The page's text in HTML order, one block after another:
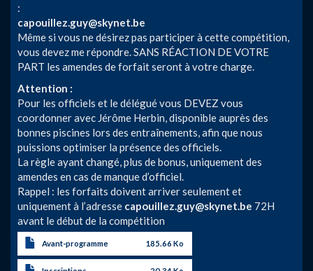
:
capouillez.guy@skynet.be
Même si vous ne désirez pas participer à cette compétition,
vous devez me répondre. SANS RÉACTION DE VOTRE
PART les amendes de forfait seront à votre charge.
Attention :
Pour les officiels et le délégué vous DEVEZ vous
coordonner avec Jérôme Herbin, disponible auprès des
bonnes piscines lors des entraînements, afin que nous
puissions optimiser la présence des officiels.
La règle ayant changé, plus de bonus, uniquement des
amendes en cas de manque d’officiel.
Rappel : les forfaits doivent arriver seulement et
uniquement à l’adresse capouillez.guy@skynet.be 72H
avant le début de la compétition
Avant-programme 185.66 Ko